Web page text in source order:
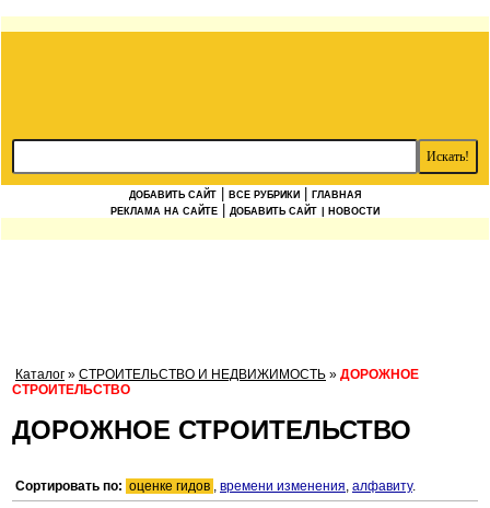
ДОБАВИТЬ САЙТ ВСЕ РУБРИКИ
ГЛАВНАЯ
РЕКЛАМА НА САЙТЕ
ДОБАВИТЬ САЙТ | НОВОСТИ
Каталог » СТРОИТЕЛЬСТВО И НЕДВИЖИМОСТЬ » ДОРОЖНОЕ
СТРОИТЕЛЬСТВО
ДОРОЖНОЕ СТРОИТЕЛЬСТВО
Сортировать по: оценке гидов , времени изменения, алфавиту.